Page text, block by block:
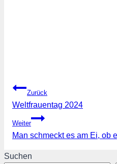
Beitragsnavigation
Zurück
Weltfrauentag 2024
Weiter
Man schmeckt es am Ei, ob
Suchen